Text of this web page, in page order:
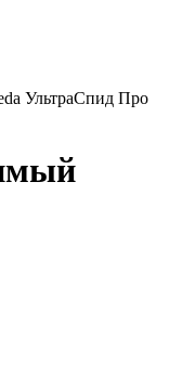
УльтраСпид Про